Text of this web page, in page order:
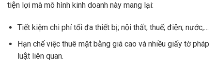
tiện lợi mà mô hình kinh doanh này mang lại:
Tiết kiệm chi phí tối đa thiết bị; nội thất; thuế; điện; nước,…
Hạn chế việc thuê mặt bằng giá cao và nhiều giấy tờ pháp
luật liên quan.